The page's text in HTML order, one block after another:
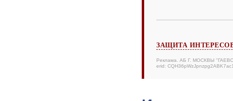
ЗАЩИТА
Реклама. АБ Г. МОСКВЫ
erid: